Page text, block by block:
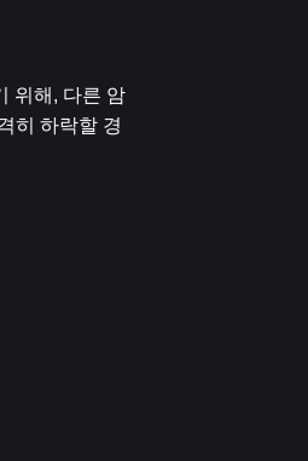
위해, 다른 암
히 하락할 경